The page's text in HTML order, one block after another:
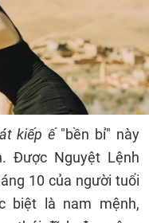
kiếp ế"bền bỉ" này
Được Nguyệt Lệnh
10 của người tuổi
biệt là nam mệnh,